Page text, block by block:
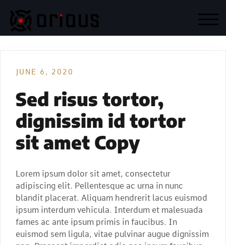
content
JUNE 6, 2020
Sed risus tortor,
dignissim id tortor
sit amet Copy
Lorem ipsum dolor sit amet, consectetur
adipiscing elit. Pellentesque ac urna in nunc
blandit placerat. Aliquam hendrerit lacus euismod
ipsum interdum vehicula. Interdum et malesuada
fames ac ante ipsum primis in faucibus. In
euismod sem ligula, vitae pulvinar augue dignissim